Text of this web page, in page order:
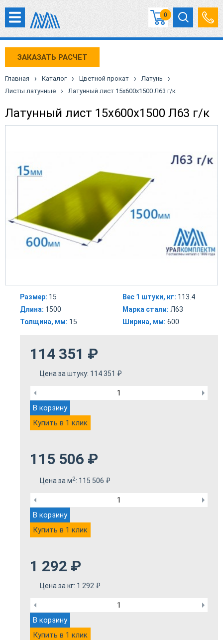
0
ЗАКАЗАТЬ РАСЧЕТ
Главная › Каталог › Цветной прокат › Латунь ›
Листы латунные › Латунный лист 15х600х1500 Л63 г/к
Латунный лист 15х600х1500 Л63 г/к
Размер: 15
Длина: 1500
Толщина, мм: 15
Вес 1 штуки, кг: 113.4
Марка стали: Л63
Ширина, мм: 600
114 351 ₽
Цена за штуку: 114 351 ₽
В корзину
Купить в 1 клик
115 506 ₽
Цена за м2: 115 506 ₽
В корзину
Купить в 1 клик
1 292 ₽
Цена за кг: 1 292 ₽
В корзину
Купить в 1 клик